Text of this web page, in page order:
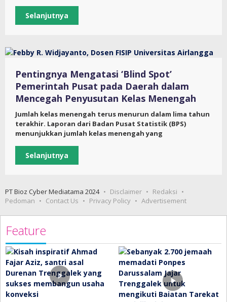
Selanjutnya
Pentingnya Mengatasi ‘Blind Spot’
Pemerintah Pusat pada Daerah dalam
Mencegah Penyusutan Kelas Menengah
Jumlah kelas menengah terus menurun dalam lima tahun
terakhir. Laporan dari Badan Pusat Statistik (BPS)
menunjukkan jumlah kelas menengah yang
Selanjutnya
PT Bioz Cyber Mediatama 2024 Disclaimer
Redaksi
Pedoman
Contact Us Privacy Policy Advertisement
Feature